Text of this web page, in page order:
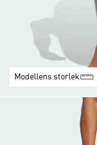
Modellens storlek